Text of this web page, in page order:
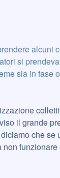
si
sia in
il grande
che